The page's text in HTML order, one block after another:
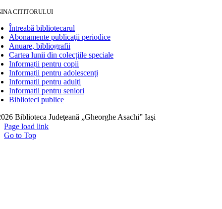
CITITORULUI
Întreabă bibliotecarul
Abonamente publicaţii periodice
Anuare, bibliografii
Cartea lunii din colecțiile speciale
Informații pentru copii
Informații pentru adolescenți
Informații pentru adulți
Informații pentru seniori
Biblioteci publice
Biblioteca Judeţeană „Gheorghe Asachi” Iaşi
Page load link
Go to Top